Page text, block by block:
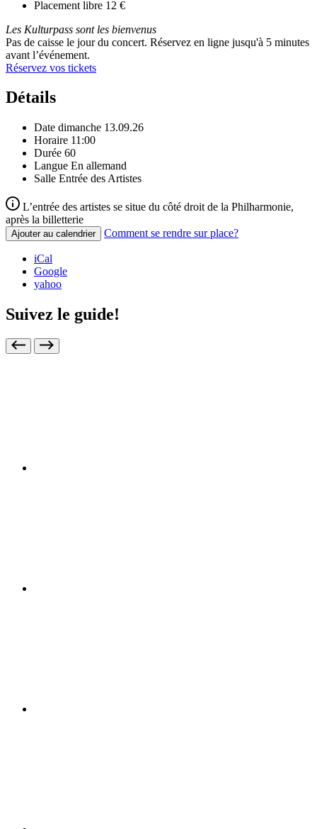
Placement libre 12 €
Les Kulturpass sont les bienvenus
Pas de caisse le jour du concert. Réservez en ligne jusqu'à 5 minutes
avant l’événement.
Réservez vos tickets
Détails
Date dimanche 13.09.26
Horaire 11:00
Durée 60
Langue En allemand
Salle Entrée des Artistes
L’entrée des artistes se situe du côté droit de la Philharmonie,
après la billetterie
Ajouter au calendrier Comment se rendre sur place?
iCal
Google
yahoo
Suivez le guide!